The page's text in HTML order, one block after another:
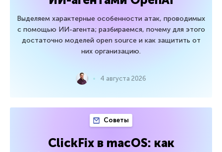
Выделяем характерные особенности атак, проводимых
с помощью ИИ-агента; разбираемся, почему для этого
достаточно моделей open source и как защитить от
них организацию.
4 августа 2026
Советы
ClickFix в macOS: как